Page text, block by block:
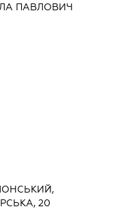
ПАВЛОВИЧ
20